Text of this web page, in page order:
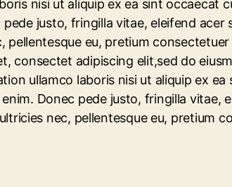
nisi ut aliquip ex ea sint
justo, fringilla vitae, eleifend
pellentesque eu, pretium
consectet adipiscing elit,sed do
ullamco laboris nisi ut aliquip ex
Donec pede justo, fringilla vitae,
nec, pellentesque eu, pretium